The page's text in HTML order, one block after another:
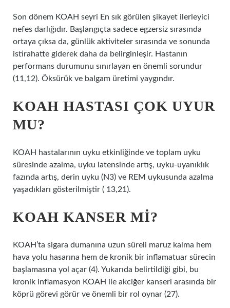
Son dönem KOAH seyri En sık görülen şikayet ilerleyici
nefes darlığıdır. Başlangıçta sadece egzersiz sırasında
ortaya çıksa da, günlük aktiviteler sırasında ve sonunda
istirahatte giderek daha da belirginleşir. Hastanın
performans durumunu sınırlayan en önemli sorundur
(11,12). Öksürük ve balgam üretimi yaygındır.
KOAH HASTASI ÇOK UYUR
MU?
KOAH hastalarının uyku etkinliğinde ve toplam uyku
süresinde azalma, uyku latensinde artış, uyku-uyanıklık
fazında artış, derin uyku (N3) ve REM uykusunda azalma
yaşadıkları gösterilmiştir ( 13,21).
KOAH KANSER MI?
KOAH’ta sigara dumanına uzun süreli maruz kalma hem
hava yolu hasarına hem de kronik bir inflamatuar sürecin
başlamasına yol açar (4). Yukarıda belirtildiği gibi, bu
kronik inflamasyon KOAH ile akciğer kanseri arasında bir
köprü görevi görür ve önemli bir rol oynar (27).